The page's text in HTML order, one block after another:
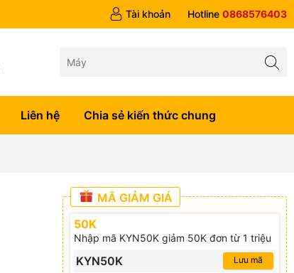
Tài khoản Hotline 0868576403
Liên hệ Chia sẻ kiến thức chung
MÃ GIẢM GIÁ
50K
Nhập mã KYN50K giảm 50K đơn từ 1 triệu
KYN50K Lưu mã